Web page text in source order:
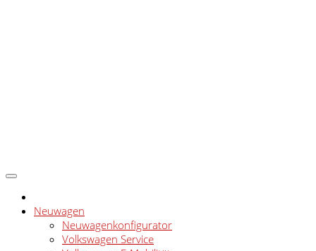
Neuwagen
Neuwagenkonfigurator
Volkswagen Service